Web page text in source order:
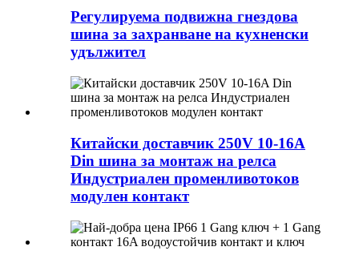
Регулируема подвижна гнездова
шина за захранване на кухненски
удължител
Китайски доставчик 250V 10-16A
Din шина за монтаж на релса
Индустриален променливотоков
модулен контакт